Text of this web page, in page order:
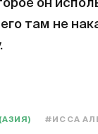
он
там не
#ИССА